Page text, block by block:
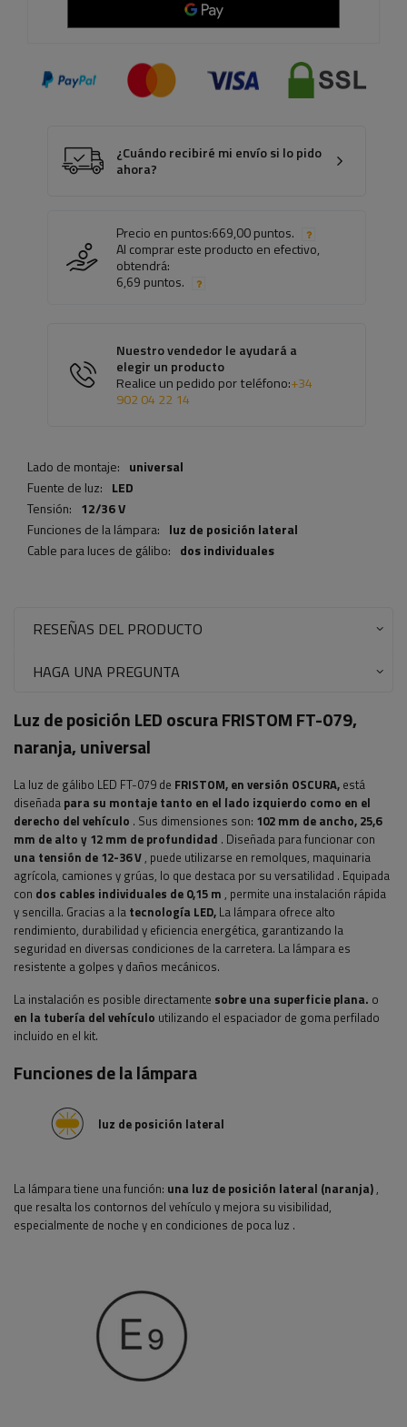
¿Cuándo recibiré mi envío si lo pido
ahora?
Precio en puntos:669,00 puntos.
Al comprar este producto en efectivo,
obtendrá:
6,69 puntos.
Nuestro vendedor le ayudará a
elegir un producto
Realice un pedido por teléfono:+34
902 04 22 14
Lado de montaje: universal
Fuente de luz: LED
Tensión: 12/36 V
Funciones de la lámpara: luz de posición lateral
Cable para luces de gálibo: dos individuales
RESEÑAS DEL PRODUCTO
HAGA UNA PREGUNTA
Luz de posición LED oscura FRISTOM FT-079,
naranja, universal
La luz de gálibo LED FT-079 de FRISTOM, en versión OSCURA, está
diseñada para su montaje tanto en el lado izquierdo como en el
derecho del vehículo . Sus dimensiones son: 102 mm de ancho, 25,6
mm de alto y 12 mm de profundidad . Diseñada para funcionar con
una tensión de 12-36 V, puede utilizarse en remolques, maquinaria
agrícola, camiones y grúas, lo que destaca por su versatilidad . Equipada
con dos cables individuales de 0,15 m , permite una instalación rápida
y sencilla. Gracias a la tecnología LED, La lámpara ofrece alto
rendimiento, durabilidad y eficiencia energética, garantizando la
seguridad en diversas condiciones de la carretera. La lámpara es
resistente a golpes y daños mecánicos.
La instalación es posible directamente sobre una superficie plana. o
en la tubería del vehículo utilizando el espaciador de goma perfilado
incluido en el kit.
Funciones de la lámpara
luz de posición lateral
La lámpara tiene una función: una luz de posición lateral (naranja),
que resalta los contornos del vehículo y mejora su visibilidad,
especialmente de noche y en condiciones de poca luz .